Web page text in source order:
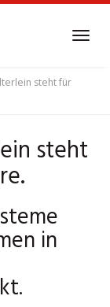
steht für
steht
in